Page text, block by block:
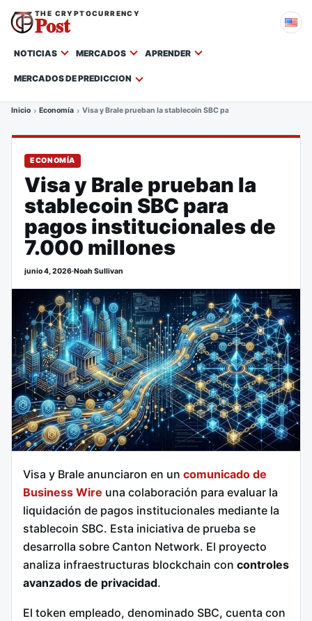
THE CRYPTOCURRENCY
Post
NOTICIAS MERCADOS APRENDER
MERCADOS DE PREDICCION
Inicio Economía Visa y Brale prueban la stablecoin SBC para pagos
ECONOMÍA
Visa y Brale prueban la
stablecoin SBC para
pagos institucionales de
7.000 millones
junio 4, 2026·Noah Sullivan
Visa y Brale anunciaron en un comunicado de
Business Wire una colaboración para evaluar la
liquidación de pagos institucionales mediante la
stablecoin SBC. Esta iniciativa de prueba se
desarrolla sobre Canton Network. El proyecto
analiza infraestructuras blockchain con controles
avanzados de privacidad.
El token empleado, denominado SBC, cuenta con